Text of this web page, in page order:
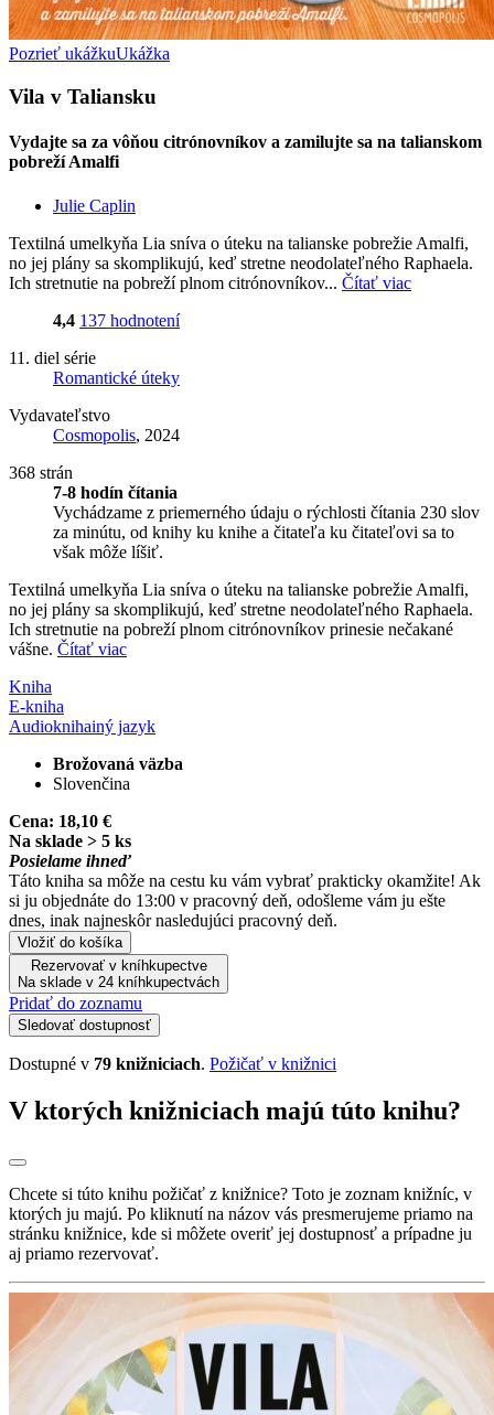
Pozrieť ukážkuUkážka
Vila v Taliansku
Vydajte sa za vôňou citrónovníkov a zamilujte sa na talianskom
pobreží Amalfi
Julie Caplin
Textilná umelkyňa Lia sníva o úteku na talianske pobrežie Amalfi,
no jej plány sa skomplikujú, keď stretne neodolateľného Raphaela.
Ich stretnutie na pobreží plnom citrónovníkov... Čítať viac
4,4 137 hodnotení
11. diel série
Romantické úteky
Vydavateľstvo
Cosmopolis, 2024
368 strán
7-8 hodín čítania
Vychádzame z priemerného údaju o rýchlosti čítania 230 slov
za minútu, od knihy ku knihe a čitateľa ku čitateľovi sa to
však môže líšiť.
Textilná umelkyňa Lia sníva o úteku na talianske pobrežie Amalfi,
no jej plány sa skomplikujú, keď stretne neodolateľného Raphaela.
Ich stretnutie na pobreží plnom citrónovníkov prinesie nečakané
vášne. Čítať viac
Kniha
E-kniha
Audioknihainý jazyk
Brožovaná väzba
Slovenčina
Cena: 18,10 €
Na sklade > 5 ks
Posielame ihneď
Táto kniha sa môže na cestu ku vám vybrať prakticky okamžite! Ak
si ju objednáte do 13:00 v pracovný deň, odošleme vám ju ešte
dnes, inak najneskôr nasledujúci pracovný deň.
Vložiť do košíka
Rezervovať v kníhkupectve
Na sklade v 24 kníhkupectvách
Pridať do zoznamu
Sledovať dostupnosť
Dostupné v 79 knižniciach. Požičať v knižnici
V ktorých knižniciach majú túto knihu?
Chcete si túto knihu požičať z knižnice? Toto je zoznam knižníc, v
ktorých ju majú. Po kliknutí na názov vás presmerujeme priamo na
stránku knižnice, kde si môžete overiť jej dostupnosť a prípadne ju
aj priamo rezervovať.